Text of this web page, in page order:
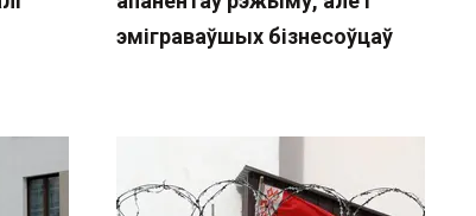
эміграваўшых бізнесоўцаў